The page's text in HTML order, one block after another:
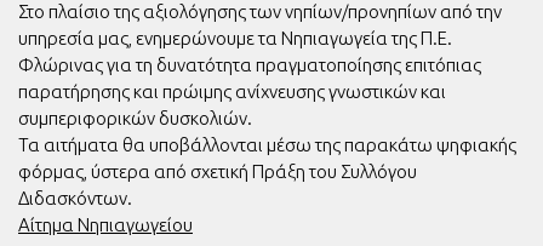
Στο πλαίσιο της αξιολόγησης των νηπίων/προνηπίων από την
υπηρεσία μας, ενημερώνουμε τα Νηπιαγωγεία της Π.Ε.
Φλώρινας για τη δυνατότητα πραγματοποίησης επιτόπιας
παρατήρησης και πρώιμης ανίχνευσης γνωστικών και
συμπεριφορικών δυσκολιών.
Τα αιτήματα θα υποβάλλονται μέσω της παρακάτω ψηφιακής
φόρμας, ύστερα από σχετική Πράξη του Συλλόγου
Διδασκόντων.
Αίτημα Νηπιαγωγείου